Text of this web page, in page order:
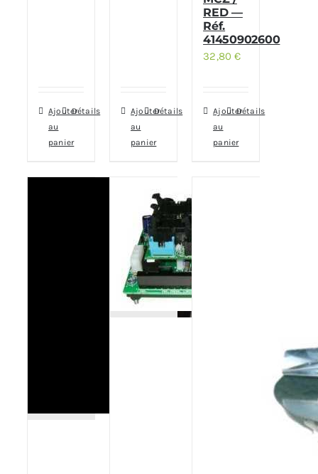
Ajouter
au
panier
Détails
Ajouter
au
panier
Détails
RED —
Réf.
41450902600
32,80€
Ajouter
au
panier
Détails